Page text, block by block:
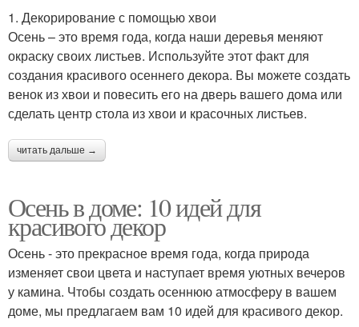
1. Декорирование с помощью хвои
Осень – это время года, когда наши деревья меняют
окраску своих листьев. Используйте этот факт для
создания красивого осеннего декора. Вы можете создать
венок из хвои и повесить его на дверь вашего дома или
сделать центр стола из хвои и красочных листьев.
читать дальше →
Осень в доме: 10 идей для
красивого декор
Осень - это прекрасное время года, когда природа
изменяет свои цвета и наступает время уютных вечеров
у камина. Чтобы создать осеннюю атмосферу в вашем
доме, мы предлагаем вам 10 идей для красивого декор.